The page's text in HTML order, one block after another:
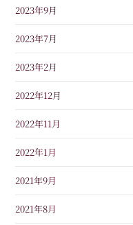
2023年9月
2023年7月
2023年2月
2022年12月
2022年11月
2022年1月
2021年9月
2021年8月